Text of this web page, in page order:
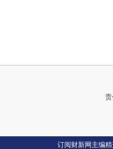
订阅财新网主编